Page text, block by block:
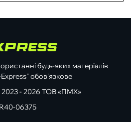
будь-яких матеріалів
обов'язкове
2023 - 2026 ТОВ «ПМХ»
06375